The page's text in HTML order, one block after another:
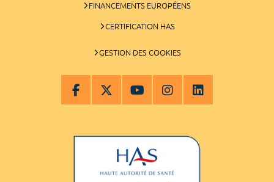
FINANCEMENTS EUROPÉENS
CERTIFICATION HAS
GESTION DES COOKIES